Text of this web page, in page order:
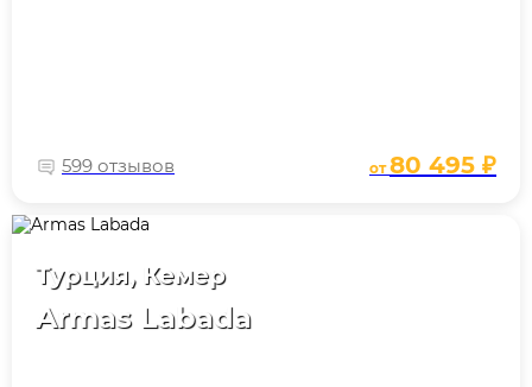
599 отзывов от80 495 ₽
Турция, Кемер
Armas Labada